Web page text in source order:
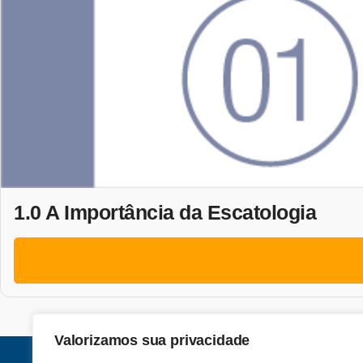
Valorizamos sua privacidade
1.0 A Importância da Escatologia